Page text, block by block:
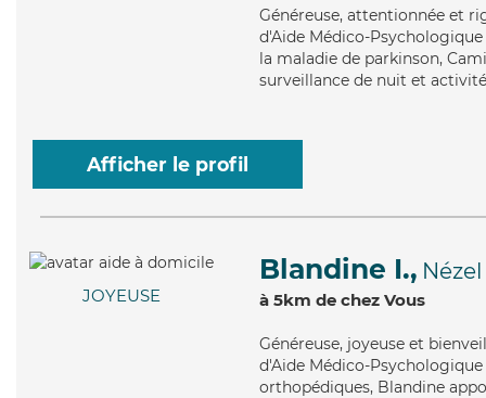
Généreuse, attentionnée et
d'Aide Médico-
la maladie de parkinson,
surveillance de nuit et
Afficher le profil
JOYEUSE
Blandine I., Nézel
à 5km de chez Vous
Généreuse, joyeuse et
d'Aide Médico-
orthopédiques, Blandine